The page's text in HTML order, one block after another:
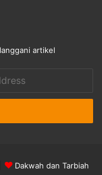
artikel
Dakwah dan Tarbiah